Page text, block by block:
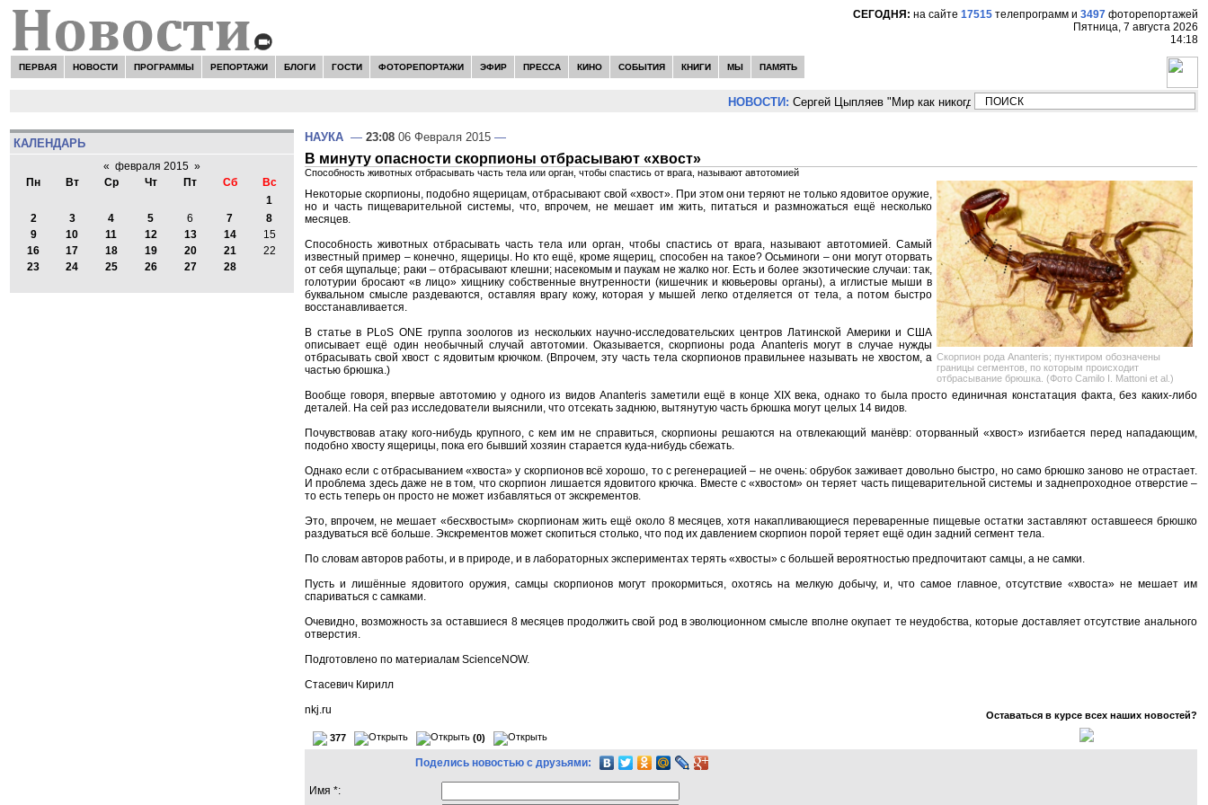
СЕГОДНЯ: на сайте 17515 телепрограмм и 3497 фоторепортажей
Пятница, 7 августа 2026
14:18
ПЕРВАЯ НОВОСТИ ПРОГРАММЫ РЕПОРТАЖИ БЛОГИ ГОСТИ ФОТОРЕПОРТАЖИ ЭФИР ПРЕССА КИНО СОБЫТИЯ КНИГИ МЫ ПАМЯТЬ
НОВОСТИ: Сергей Цыпляев "Мир как никогда близко стоит к угрозе третьей мировой
КАЛЕНДАРЬ
« февраля 2015 »
Пн
Вт Ср Чт Пт Сб
Вс
1
2
3 4 5 6 7
8
9
10 11 12 13 14
15
16
17 18 19 20 21
22
23
24 25 26 27 28
НАУКА — 23:08 06 Февраля 2015 —
В минуту опасности скорпионы отбрасывают «хвост»
Способность животных отбрасывать часть тела или орган, чтобы спастись от врага, называют автотомией
Скорпион рода Ananteris; пунктиром обозначены
границы сегментов, по которым происходит
отбрасывание брюшка. (Фото Camilo I. Mattoni et al.)
Некоторые скорпионы, подобно ящерицам, отбрасывают свой «хвост». При этом они теряют не только ядовитое оружие,
но и часть пищеварительной системы, что, впрочем, не мешает им жить, питаться и размножаться ещё несколько
месяцев.
Способность животных отбрасывать часть тела или орган, чтобы спастись от врага, называют автотомией. Самый
известный пример – конечно, ящерицы. Но кто ещё, кроме ящериц, способен на такое? Осьминоги – они могут оторвать
от себя щупальце; раки – отбрасывают клешни; насекомым и паукам не жалко ног. Есть и более экзотические случаи: так,
голотурии бросают «в лицо» хищнику собственные внутренности (кишечник и кювьеровы органы), а иглистые мыши в
буквальном смысле раздеваются, оставляя врагу кожу, которая у мышей легко отделяется от тела, а потом быстро
восстанавливается.
В статье в PLoS ONE группа зоологов из нескольких научно-исследовательских центров Латинской Америки и США
описывает ещё один необычный случай автотомии. Оказывается, скорпионы рода Ananteris могут в случае нужды
отбрасывать свой хвост с ядовитым крючком. (Впрочем, эту часть тела скорпионов правильнее называть не хвостом, а
частью брюшка.)
Вообще говоря, впервые автотомию у одного из видов Ananteris заметили ещё в конце XIX века, однако то была просто единичная констатация факта, без каких-либо
деталей. На сей раз исследователи выяснили, что отсекать заднюю, вытянутую часть брюшка могут целых 14 видов.
Почувствовав атаку кого-нибудь крупного, с кем им не справиться, скорпионы решаются на отвлекающий манёвр: оторванный «хвост» изгибается перед нападающим,
подобно хвосту ящерицы, пока его бывший хозяин старается куда-нибудь сбежать.
Однако если с отбрасыванием «хвоста» у скорпионов всё хорошо, то с регенерацией – не очень: обрубок заживает довольно быстро, но само брюшко заново не отрастает.
И проблема здесь даже не в том, что скорпион лишается ядовитого крючка. Вместе с «хвостом» он теряет часть пищеварительной системы и заднепроходное отверстие –
то есть теперь он просто не может избавляться от экскрементов.
Это, впрочем, не мешает «бесхвостым» скорпионам жить ещё около 8 месяцев, хотя накапливающиеся переваренные пищевые остатки заставляют оставшееся брюшко
раздуваться всё больше. Экскрементов может скопиться столько, что под их давлением скорпион порой теряет ещё один задний сегмент тела.
По словам авторов работы, и в природе, и в лабораторных экспериментах терять «хвосты» с большей вероятностью предпочитают самцы, а не самки.
Пусть и лишённые ядовитого оружия, самцы скорпионов могут прокормиться, охотясь на мелкую добычу, и, что самое главное, отсутствие «хвоста» не мешает им
спариваться с самками.
Очевидно, возможность за оставшиеся 8 месяцев продолжить свой род в эволюционном смысле вполне окупает те неудобства, которые доставляет отсутствие анального
отверстия.
Подготовлено по материалам ScienceNOW.
Стасевич Кирилл
nkj.ru
Оставаться в курсе всех наших новостей?
377 (0)
Поделись новостью с друзьями:
Имя *: